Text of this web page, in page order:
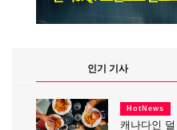
인기 기사
HotNews
캐나다인